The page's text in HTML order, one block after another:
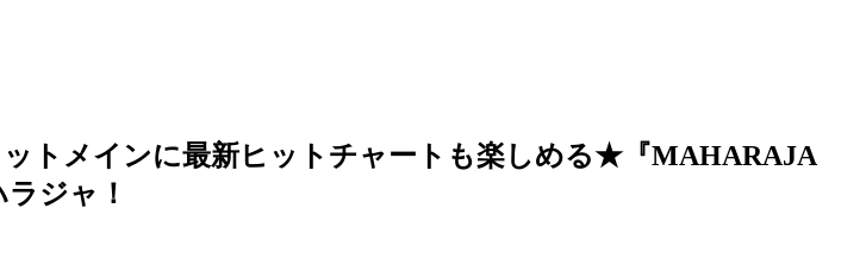
トメインに最新ヒットチャートも楽しめる★『MAHARAJA
ジャ！